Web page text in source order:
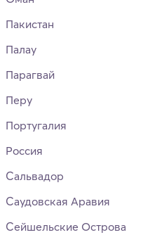
Пакистан
Палау
Парагвай
Перу
Португалия
Россия
Сальвадор
Саудовская Аравия
Сейшельские Острова